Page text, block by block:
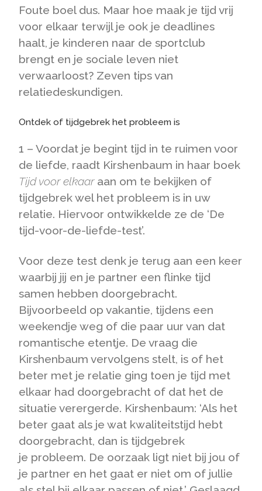
Foute boel dus. Maar hoe maak je tijd vrij
voor elkaar terwijl je ook je deadlines
haalt, je kinderen naar de sportclub
brengt en je sociale leven niet
verwaarloost? Zeven tips van
relatiedeskundigen.
Ontdek of tijdgebrek het probleem is
1 – Voordat je begint tijd in te ruimen voor
de liefde, raadt Kirshenbaum in haar boek
Tijd voor elkaaraan om te bekijken of
tijdgebrek wel het probleem is in uw
relatie. Hiervoor ontwikkelde ze de ‘De
tijd-voor-de-liefde-test’.
Voor deze test denk je terug aan een keer
waarbij jij en je partner een flinke tijd
samen hebben doorgebracht.
Bijvoorbeeld op vakantie, tijdens een
weekendje weg of die paar uur van dat
romantische etentje. De vraag die
Kirshenbaum vervolgens stelt, is of het
beter met je relatie ging toen je tijd met
elkaar had doorgebracht of dat het de
situatie verergerde. Kirshenbaum: ‘Als het
beter gaat als je wat kwaliteitstijd hebt
doorgebracht, dan is tijdgebrek
je probleem. De oorzaak ligt niet bij jou of
je partner en het gaat er niet om of jullie